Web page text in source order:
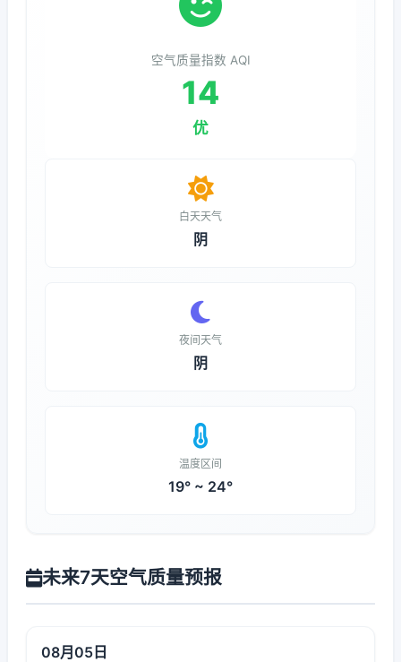
空气质量指数 AQI
14
优
白天天气
阴
夜间天气
阴
温度区间
19° ~ 24°
未来7天空气质量预报
08月05日